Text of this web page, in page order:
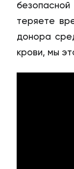
теряете
донора
крови, мы